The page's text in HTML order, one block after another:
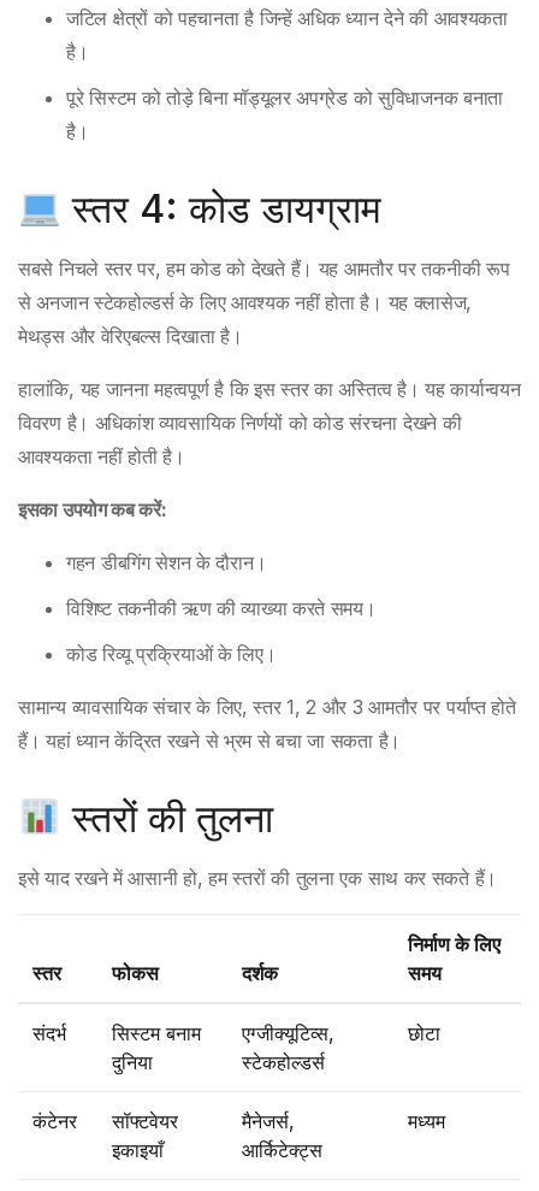
जटिल क्षेत्रों को पहचानता है जिन्हें अधिक ध्यान देने की आवश्यकता
है।
पूरे सिस्टम को तोड़े बिना मॉड्यूलर अपग्रेड को सुविधाजनक बनाता
है।
स्तर 4: कोड डायग्राम
सबसे निचले स्तर पर, हम कोड को देखते हैं। यह आमतौर पर तकनीकी रूप
से अनजान स्टेकहोल्डर्स के लिए आवश्यक नहीं होता है। यह क्लासेज,
मेथड्स और वेरिएबल्स दिखाता है।
हालांकि, यह जानना महत्वपूर्ण है कि इस स्तर का अस्तित्व है। यह कार्यान्वयन
विवरण है। अधिकांश व्यावसायिक निर्णयों को कोड संरचना देखने की
आवश्यकता नहीं होती है।
इसका उपयोग कब करें:
गहन डीबगिंग सेशन के दौरान।
विशिष्ट तकनीकी ऋण की व्याख्या करते समय।
कोड रिव्यू प्रक्रियाओं के लिए।
सामान्य व्यावसायिक संचार के लिए, स्तर 1, 2 और 3 आमतौर पर पर्याप्त होते
हैं। यहां ध्यान केंद्रित रखने से भ्रम से बचा जा सकता है।
स्तरों की तुलना
इसे याद रखने में आसानी हो, हम स्तरों की तुलना एक साथ कर सकते हैं।
स्तर फोकस दर्शक
निर्माण के लिए
समय
संदर्भ
सिस्टम बनाम
दुनिया
एग्जीक्यूटिव्स,
स्टेकहोल्डर्स
छोटा
कंटेनर
सॉफ्टवेयर
इकाइयाँ
मैनेजर्स,
आर्किटेक्ट्स
मध्यम